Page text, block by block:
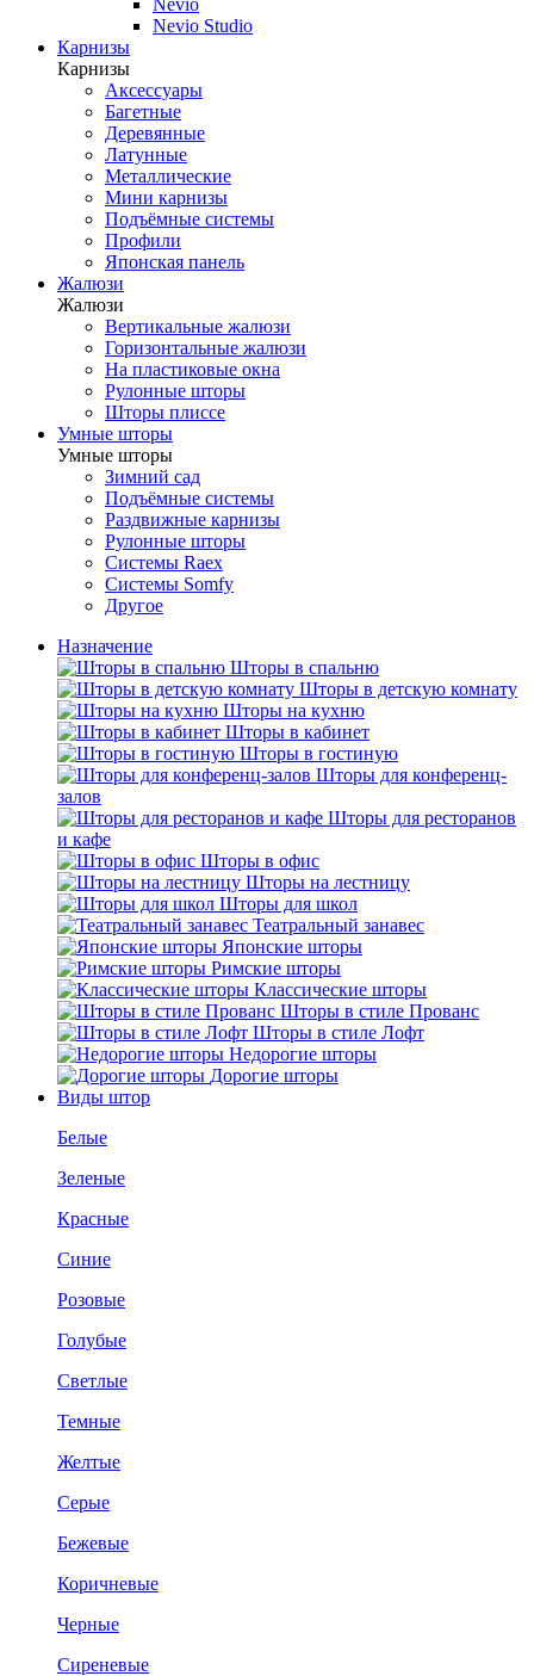
Nevio
Nevio Studio
Карнизы
Карнизы
Аксессуары
Багетные
Деревянные
Латунные
Металлические
Мини карнизы
Подъёмные системы
Профили
Японская панель
Жалюзи
Жалюзи
Вертикальные жалюзи
Горизонтальные жалюзи
На пластиковые окна
Рулонные шторы
Шторы плиссе
Умные шторы
Умные шторы
Зимний сад
Подъёмные системы
Раздвижные карнизы
Рулонные шторы
Системы Raex
Системы Somfy
Другое
Назначение
Шторы в спальню
Шторы в детскую комнату
Шторы на кухню
Шторы в кабинет
Шторы в гостиную
Шторы для конференц-
залов
Шторы для ресторанов
и кафе
Шторы в офис
Шторы на лестницу
Шторы для школ
Театральный занавес
Японские шторы
Римские шторы
Классические шторы
Шторы в стиле Прованс
Шторы в стиле Лофт
Недорогие шторы
Дорогие шторы
Виды штор
Белые
Зеленые
Красные
Синие
Розовые
Голубые
Светлые
Темные
Желтые
Серые
Бежевые
Коричневые
Черные
Сиреневые